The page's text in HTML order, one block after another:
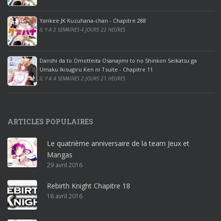
o
ff
i
c
e
2
0
1
r
o
ff
i
c
e
3
Yankee JK Kuzuhana-chan - Chapitre 288
IL Y A 2 SEMAINES 4 JOURS 22 HEURES
Danshi da to Omotteita Osanajimi to no Shinkon Seikatsu ga
Umaku Ikisugiru Ken ni Tsuite - Chapitre 11
IL Y A 4 SEMAINES 2 JOURS 21 HEURES
ARTICLES POPULAIRES
Le quatrième anniversaire de la team Jeux et
Mangas
29 avril 2016
Rebirth Knight Chapitre 18
18 avril 2016